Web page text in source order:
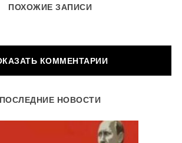
ПОХОЖИЕ ЗАПИСИ
КОММЕНТАРИЙ
не будет опубликован. Обязательные поля
ПОСЛЕДНИЕ НОВОСТИ